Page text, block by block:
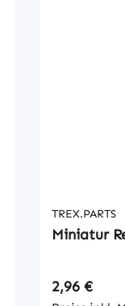
TREX.PARTS
Miniatur
Regulärer
2,96 €